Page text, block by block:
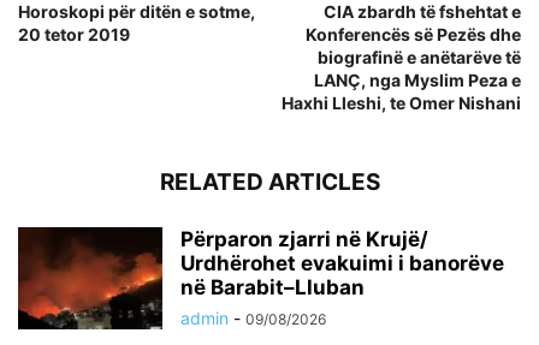
Horoskopi për ditën e sotme,
20 tetor 2019
CIA zbardh të fshehtat e
Konferencës së Pezës dhe
biografinë e anëtarëve të
LANÇ, nga Myslim Peza e
Haxhi Lleshi, te Omer Nishani
RELATED ARTICLES
Përparon zjarri në Krujë/
Urdhërohet evakuimi i banorëve
në Barabit–Lluban
admin - 09/08/2026